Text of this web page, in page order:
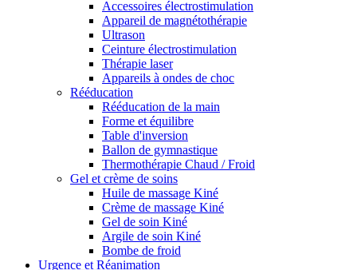
Accessoires électrostimulation
Appareil de magnétothérapie
Ultrason
Ceinture électrostimulation
Thérapie laser
Appareils à ondes de choc
Rééducation
Rééducation de la main
Forme et équilibre
Table d'inversion
Ballon de gymnastique
Thermothérapie Chaud / Froid
Gel et crème de soins
Huile de massage Kiné
Crème de massage Kiné
Gel de soin Kiné
Argile de soin Kiné
Bombe de froid
Urgence et Réanimation